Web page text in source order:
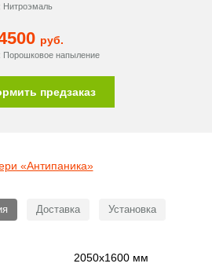
Нитроэмаль
руб.
Порошковое напыление
предзаказ
«Антипаника»
Доставка Установка
2050х1600 мм